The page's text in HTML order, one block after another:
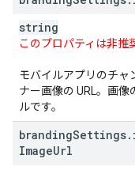
string
このプロパティは非推
モバイルアプリのチャ
ナー画像の URL。画像
ルです。
brandingSettings.
ImageUrl